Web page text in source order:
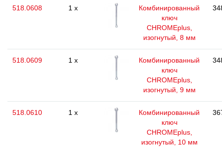
518.0608 1 x
Комбинированный
ключ
CHROMEplus,
изогнутый, 8 мм
518.0609 1 x
Комбинированный
ключ
CHROMEplus,
изогнутый, 9 мм
518.0610 1 x
Комбинированный
ключ
CHROMEplus,
изогнутый, 10 мм